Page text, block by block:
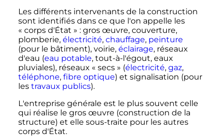
Les différents intervenants de la construction
sont identifiés dans ce que l'on appelle les
« corps d'État » : gros œuvre, couverture,
plomberie, électricité, chauffage, peinture
(pour le bâtiment), voirie, éclairage, réseaux
d'eau (eau potable, tout-à-l'égout, eaux
pluviales), réseaux « secs » (électricité, gaz,
téléphone, fibre optique) et signalisation (pour
les travaux publics).
L'entreprise générale est le plus souvent celle
qui réalise le gros œuvre (construction de la
structure) et elle sous-traite pour les autres
corps d'État.